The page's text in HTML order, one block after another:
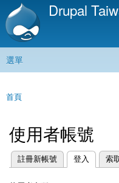
移
內
Drupal
主選單
選單
您在這裡
首頁
使用者帳號
主要索引標籤
註冊新帳號 登入
(作用中頁籤) 索